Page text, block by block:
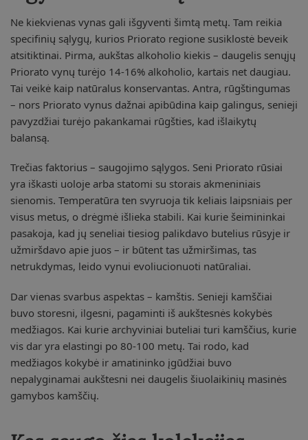
Ne kiekvienas vynas gali išgyventi šimtą metų. Tam reikia
specifinių sąlygų, kurios Priorato regione susiklostė beveik
atsitiktinai. Pirma, aukštas alkoholio kiekis – daugelis senųjų
Priorato vynų turėjo 14-16% alkoholio, kartais net daugiau.
Tai veikė kaip natūralus konservantas. Antra, rūgštingumas
– nors Priorato vynus dažnai apibūdina kaip galingus, senieji
pavyzdžiai turėjo pakankamai rūgšties, kad išlaikytų
balansą.
Trečias faktorius – saugojimo sąlygos. Seni Priorato rūsiai
yra iškasti uoloje arba statomi su storais akmeniniais
sienomis. Temperatūra ten svyruoja tik keliais laipsniais per
visus metus, o drėgmė išlieka stabili. Kai kurie šeimininkai
pasakoja, kad jų seneliai tiesiog palikdavo butelius rūsyje ir
užmiršdavo apie juos – ir būtent tas užmiršimas, tas
netrukdymas, leido vynui evoliucionuoti natūraliai.
Dar vienas svarbus aspektas – kamštis. Senieji kamščiai
buvo storesni, ilgesni, pagaminti iš aukštesnės kokybės
medžiagos. Kai kurie archyviniai buteliai turi kamščius, kurie
vis dar yra elastingi po 80-100 metų. Tai rodo, kad
medžiagos kokybė ir amatininko įgūdžiai buvo
nepalyginamai aukštesni nei daugelis šiuolaikinių masinės
gamybos kamščių.